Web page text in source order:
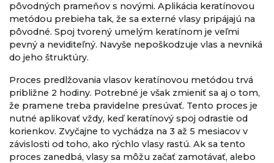
pôvodných prameňov s novými. Aplikácia keratínovou
metódou prebieha tak, že sa externé vlasy pripájajú na
pôvodné. Spoj tvorený umelým keratínom je veľmi
pevný a neviditeľný. Navyše nepoškodzuje vlas a nevniká
do jeho štruktúry.
Proces predlžovania vlasov keratínovou metódou trvá
približne 2 hodiny. Potrebné je však zmieniť sa aj o tom,
že pramene treba pravidelne presúvať. Tento proces je
nutné aplikovať vždy, keď keratínový spoj odrastie od
korienkov. Zvyčajne to vychádza na 3 až 5 mesiacov v
závislosti od toho, ako rýchlo vlasy rastú. Ak sa tento
proces zanedbá, vlasy sa môžu začať zamotávať, alebo